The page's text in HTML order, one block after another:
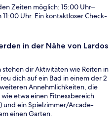
Zeiten möglich: 15:00 Uhr–
Uhr. Ein kontaktloser Check-
in der Nähe von Lardos
dir Aktivitäten wie Reiten in
dich auf ein Bad in einem der 2
Annehmlichkeiten, die
etwa einen Fitnessbereich
ein Spielzimmer/Arcade-
einen Garten.